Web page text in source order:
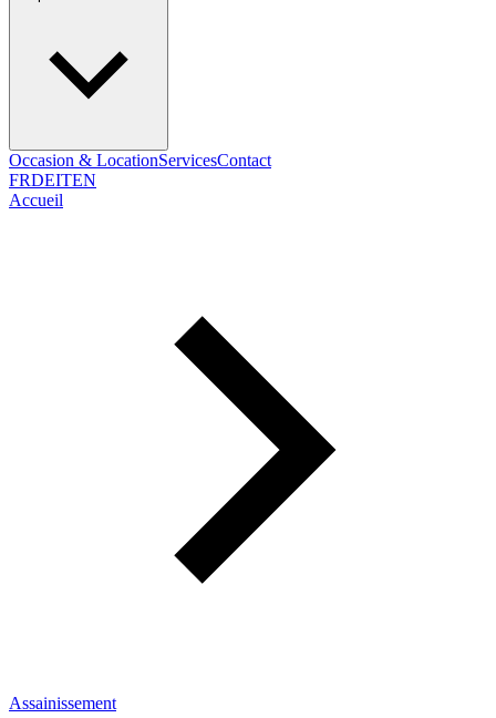
Occasion & LocationServicesContact
FRDEITEN
Accueil
Assainissement